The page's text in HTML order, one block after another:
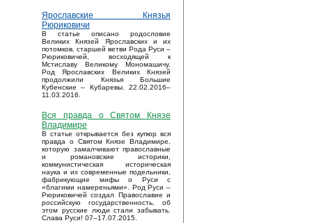
Ярославские Князья
Рюриковичи
В статье описано родословие
Великих Князей Ярославских и их
потомков, старшей ветви Рода Руси –
Рюриковичей, восходящей к
Мстиславу Великому Мономашичу.
Род Ярославских Великих Князей
продолжили Князья Большие
Кубенские – Кубаревы. 22.02.2016–
11.03.2016.
Вся правда о Святом Князе
Владимире
В статье открывается без купюр вся
правда о Святом Князе Владимире,
которую замалчивают православные
и романовские историки,
коммунистическая историческая
наука и их современные подельники,
фабрикующие мифы о Руси с
«благими намереньями». Род Руси –
Рюриковичей создал Православие и
российскую государственность, об
этом русские люди стали забывать.
Слава Руси! 07–17.07.2015.